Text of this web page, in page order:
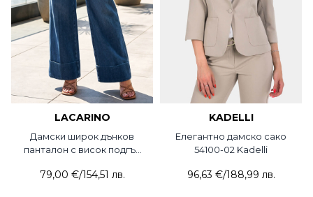
LACARINO
Дамски широк дънков
панталон с висок подгъв
79,00 €/154,51 лв.
KADELLI
Елегантно дамско сако
54100-02 Kadelli
96,63 €/188,99 лв.